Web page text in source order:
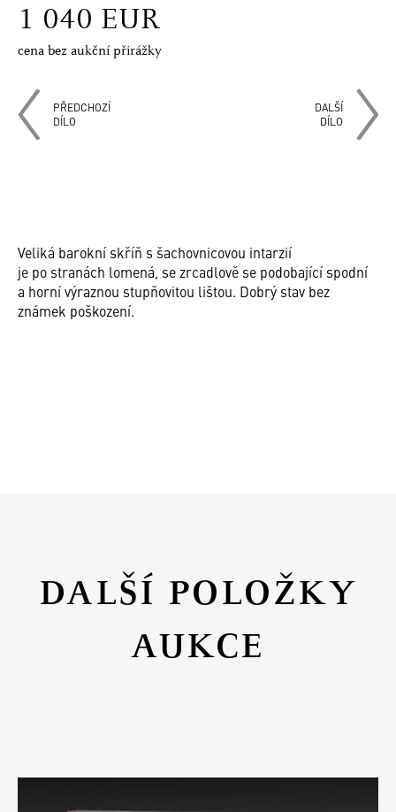
1 040 EUR
cena bez aukční přirážky
PŘEDCHOZÍ
DÍLO
DALŠÍ
DÍLO
Veliká barokní skříň s šachovnicovou intarzií
je po stranách lomená, se zrcadlově se podobající spodní
a horní výraznou stupňovitou lištou. Dobrý stav bez
známek poškození.
DALŠÍ POLOŽKY
AUKCE